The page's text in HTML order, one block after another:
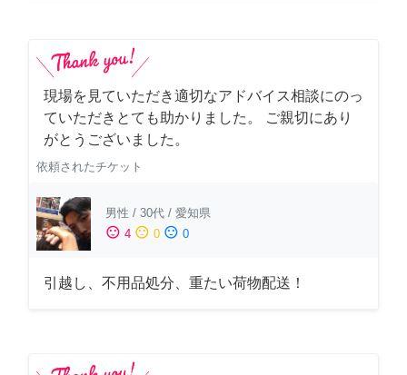
現場を見ていただき適切なアドバイス相談にのっ
ていただきとても助かりました。 ご親切にあり
がとうございました。
依頼されたチケット
男性 / 30代 / 愛知県
sentiment_satisfied 4 sentiment_neutral 0 sentiment_dissatisfied 0
引越し、不用品処分、重たい荷物配送！